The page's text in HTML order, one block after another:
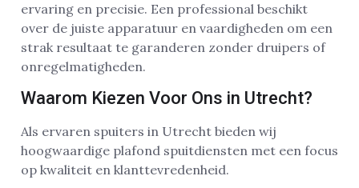
ervaring en precisie. Een professional beschikt
over de juiste apparatuur en vaardigheden om een
strak resultaat te garanderen zonder druipers of
onregelmatigheden.
Waarom Kiezen Voor Ons in Utrecht?
Als ervaren spuiters in Utrecht bieden wij
hoogwaardige plafond spuitdiensten met een focus
op kwaliteit en klanttevredenheid.